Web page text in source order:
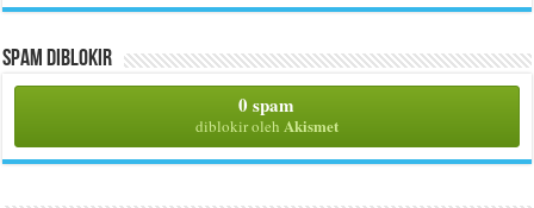
Spam Diblokir
0 spam
diblokir oleh Akismet